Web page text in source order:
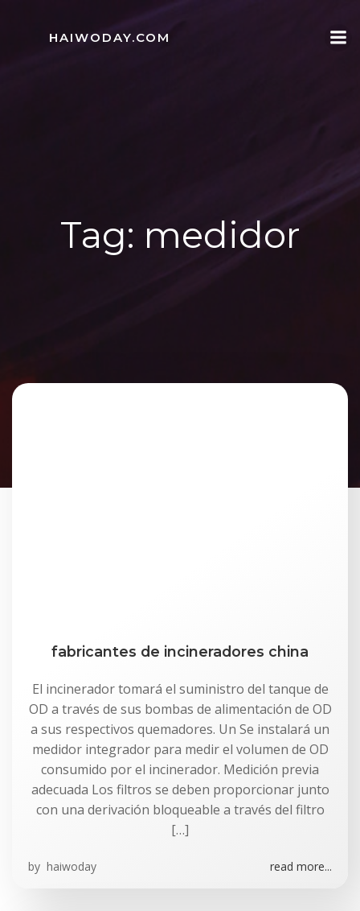
HAIWODAY.COM
Tag: medidor
fabricantes de incineradores china
El incinerador tomará el suministro del tanque de
OD a través de sus bombas de alimentación de OD
a sus respectivos quemadores. Un Se instalará un
medidor integrador para medir el volumen de OD
consumido por el incinerador. Medición previa
adecuada Los filtros se deben proporcionar junto
con una derivación bloqueable a través del filtro
[…]
by haiwoday read more...